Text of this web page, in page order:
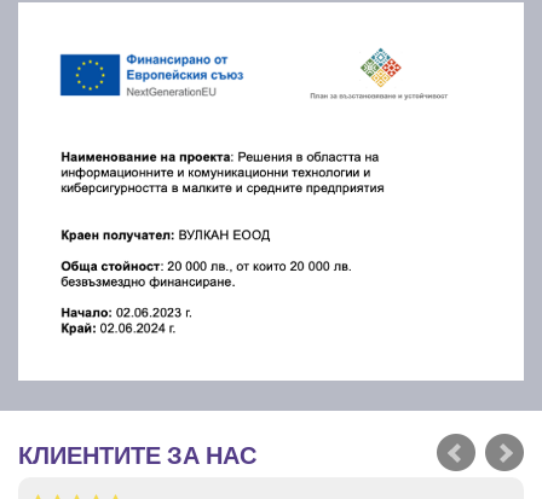
КЛИЕНТИТЕ ЗА НАС